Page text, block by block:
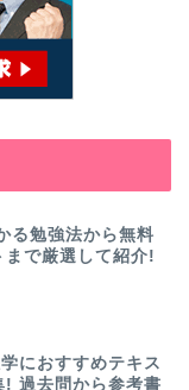
る勉強法から無料
まで厳選して紹介!
におすすめテキス
! 過去問から参考書